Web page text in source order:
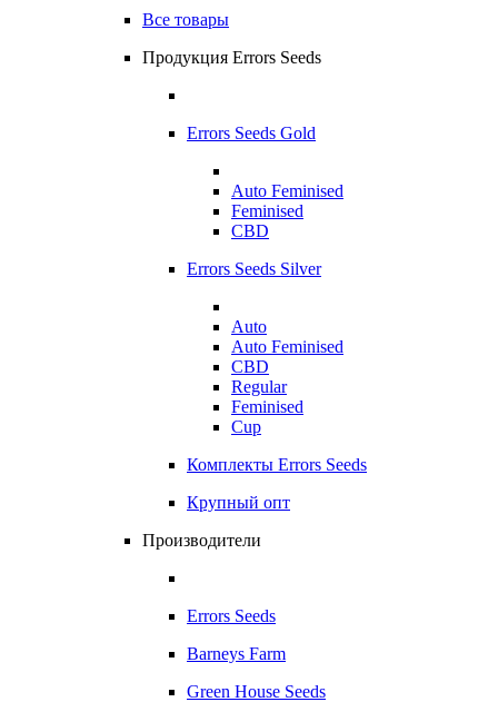
Все товары
Продукция Errors Seeds
Errors Seeds Gold
Auto Feminised
Feminised
CBD
Errors Seeds Silver
Auto
Auto Feminised
CBD
Regular
Feminised
Cup
Комплекты Errors Seeds
Крупный опт
Производители
Errors Seeds
Barneys Farm
Green House Seeds